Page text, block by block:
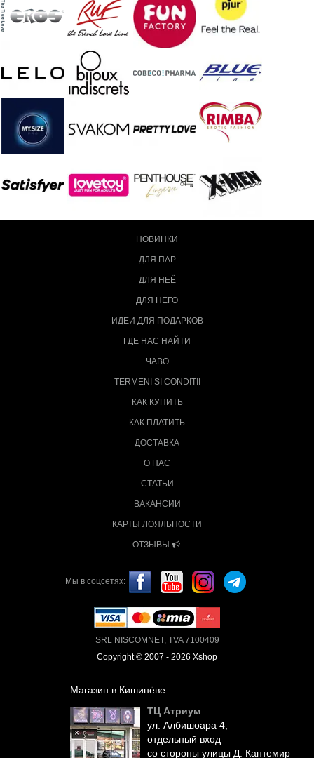
НОВИНКИ
ДЛЯ ПАР
ДЛЯ НЕЁ
ДЛЯ НЕГО
ИДЕИ ДЛЯ ПОДАРКОВ
ГДЕ НАС НАЙТИ
ЧАВО
TERMENI SI CONDITII
КАК КУПИТЬ
КАК ПЛАТИТЬ
ДОСТАВКА
О НАС
СТАТЬИ
ВАКАНСИИ
КАРТЫ ЛОЯЛЬНОСТИ
ОТЗЫВЫ
Мы в соцсетях:
SRL NISCOMNET, TVA 7100409
Copyright © 2007 - 2026 Xshop
Магазин в Кишинёве
ТЦ Атриум
ул. Албишоара 4,
отдельный вход
со стороны улицы Д. Кантемир